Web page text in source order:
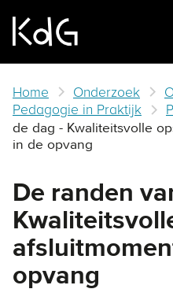
main
Home Onderzoek
Pedagogie in Praktijk
de dag - Kwaliteitsvolle
in de opvang
De randen
opvang